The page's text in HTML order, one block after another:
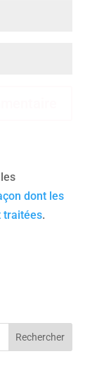
dont les
traitées.